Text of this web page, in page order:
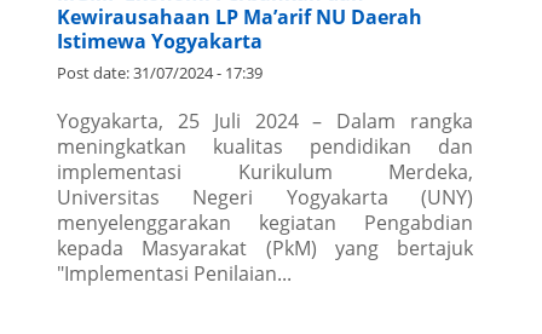
PkM Dosen Pendidikan Ekonomi :
Pelatihan dan Pendampingan pada Guru
MGMP Ekonomi Perbankan dan
Istimewa Yogyakarta
Post date:31/07/2024 - 17:39
Yogyakarta, 25 Juli 2024 – Dalam rangka
meningkatkan kualitas pendidikan dan
implementasi Kurikulum Merdeka,
Universitas Negeri Yogyakarta (UNY)